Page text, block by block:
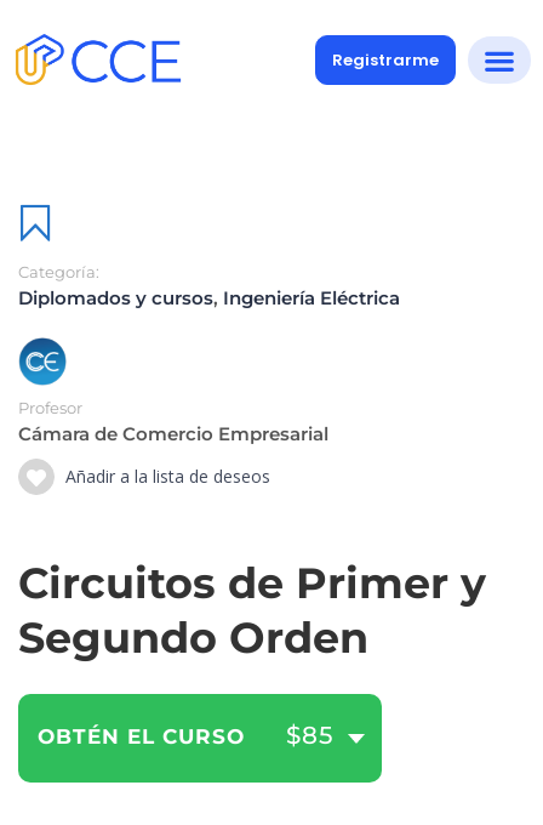
Registrarme
Categoría:
Diplomados y cursos, Ingeniería Eléctrica
Profesor
Cámara de Comercio Empresarial
Añadir a la lista de deseos
Circuitos de Primer y
Segundo Orden
OBTÉN EL CURSO $85